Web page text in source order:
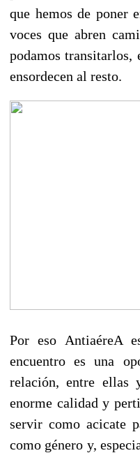
que hemos de poner
voces que abren
podamos transitarlos,
ensordecen al resto.
Por eso AntiaéreA
encuentro es una
relación, entre
enorme calidad y
servir como acicate
como género y,